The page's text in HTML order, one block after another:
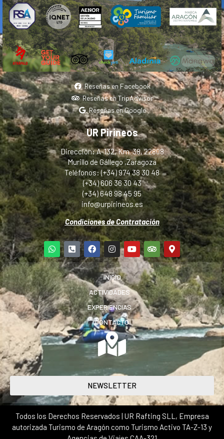
Reseñas en Facebook
Reseñas en TripAdvisor
Reseñas en Google
UR Pirineos
Dirección: A-132, Km. 38, 22808
Murillo de Gállego ,Zaragoza
Teléfonos: (+34) 974 38 30 48
(+34) 606 36 30 43
(+34) 648 98 45 95
info@urpirineos.es
Condiciones de Contratación
INICIO
ACTIVIDADES
EXPERIENCIAS
CONTACTO
NEWSLETTER
Todos los Derechos Reservados | UR Rafting SLL, Empresa
autorizada Turismo de Aragón como Turismo Activo TA-Z-13 y